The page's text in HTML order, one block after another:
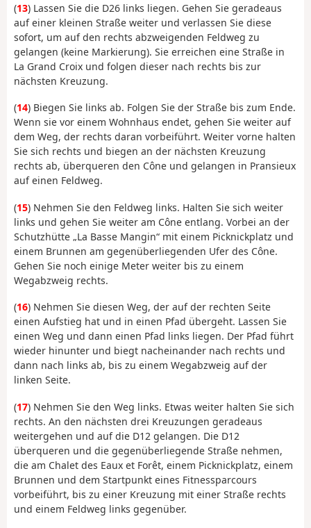
(13) Lassen Sie die D26 links liegen. Gehen Sie geradeaus
auf einer kleinen Straße weiter und verlassen Sie diese
sofort, um auf den rechts abzweigenden Feldweg zu
gelangen (keine Markierung). Sie erreichen eine Straße in
La Grand Croix und folgen dieser nach rechts bis zur
nächsten Kreuzung.
(14) Biegen Sie links ab. Folgen Sie der Straße bis zum Ende.
Wenn sie vor einem Wohnhaus endet, gehen Sie weiter auf
dem Weg, der rechts daran vorbeiführt. Weiter vorne halten
Sie sich rechts und biegen an der nächsten Kreuzung
rechts ab, überqueren den Cône und gelangen in Pransieux
auf einen Feldweg.
(15) Nehmen Sie den Feldweg links. Halten Sie sich weiter
links und gehen Sie weiter am Cône entlang. Vorbei an der
Schutzhütte „La Basse Mangin“ mit einem Picknickplatz und
einem Brunnen am gegenüberliegenden Ufer des Cône.
Gehen Sie noch einige Meter weiter bis zu einem
Wegabzweig rechts.
(16) Nehmen Sie diesen Weg, der auf der rechten Seite
einen Aufstieg hat und in einen Pfad übergeht. Lassen Sie
einen Weg und dann einen Pfad links liegen. Der Pfad führt
wieder hinunter und biegt nacheinander nach rechts und
dann nach links ab, bis zu einem Wegabzweig auf der
linken Seite.
(17) Nehmen Sie den Weg links. Etwas weiter halten Sie sich
rechts. An den nächsten drei Kreuzungen geradeaus
weitergehen und auf die D12 gelangen. Die D12
überqueren und die gegenüberliegende Straße nehmen,
die am Chalet des Eaux et Forêt, einem Picknickplatz, einem
Brunnen und dem Startpunkt eines Fitnessparcours
vorbeiführt, bis zu einer Kreuzung mit einer Straße rechts
und einem Feldweg links gegenüber.